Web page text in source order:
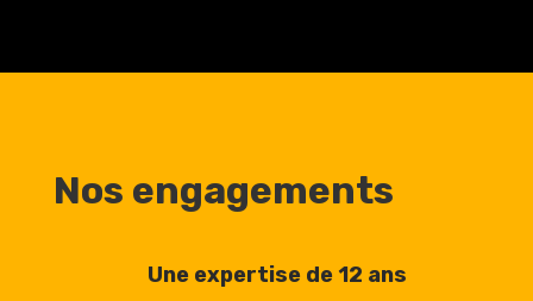
Nos engagements
Une expertise de 12 ans